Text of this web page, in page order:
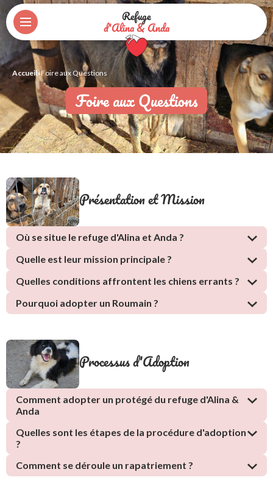
Refuge
d'Alina & Anda
Accueil»Foire aux Questions
Foire aux Questions
Présentation et Mission
Où se situe le refuge d'Alina et Anda ?
Quelle est leur mission principale ?
Quelles conditions affrontent les chiens errants ?
Pourquoi adopter un Roumain ?
Processus d'Adoption
Comment adopter un protégé du refuge d'Alina &
Anda
Quelles sont les étapes de la procédure d'adoption
?
Comment se déroule un rapatriement ?